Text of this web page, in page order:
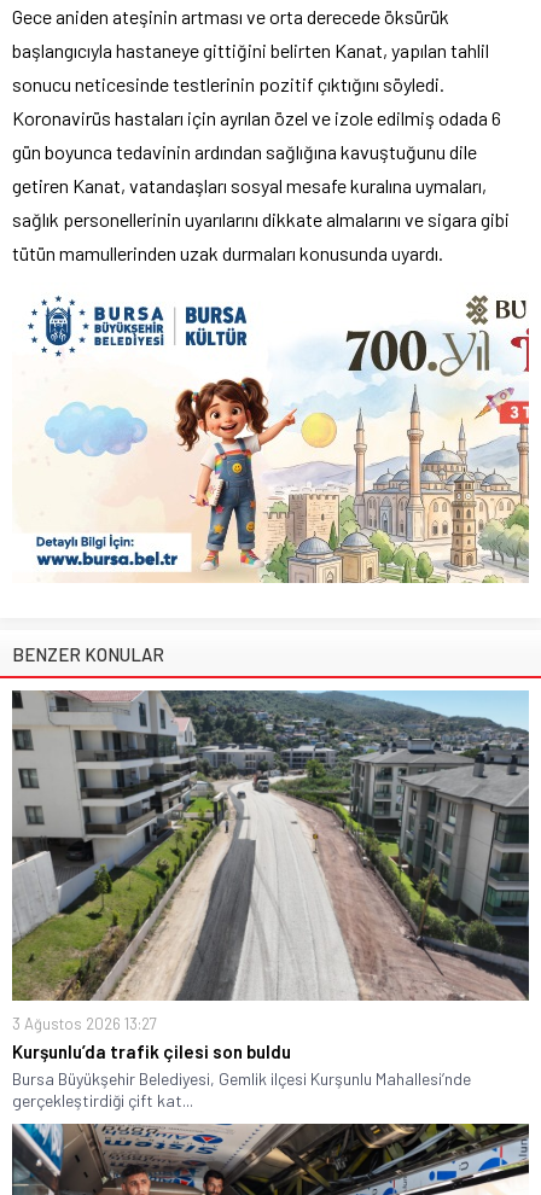
Gece aniden ateşinin artması ve orta derecede öksürük
başlangıcıyla hastaneye gittiğini belirten Kanat, yapılan tahlil
sonucu neticesinde testlerinin pozitif çıktığını söyledi.
Koronavirüs hastaları için ayrılan özel ve izole edilmiş odada 6
gün boyunca tedavinin ardından sağlığına kavuştuğunu dile
getiren Kanat, vatandaşları sosyal mesafe kuralına uymaları,
sağlık personellerinin uyarılarını dikkate almalarını ve sigara gibi
tütün mamullerinden uzak durmaları konusunda uyardı.
BENZER KONULAR
3 Ağustos 2026 13:27
Kurşunlu’da trafik çilesi son buldu
Bursa Büyükşehir Belediyesi, Gemlik ilçesi Kurşunlu Mahallesi’nde
gerçekleştirdiği çift kat...